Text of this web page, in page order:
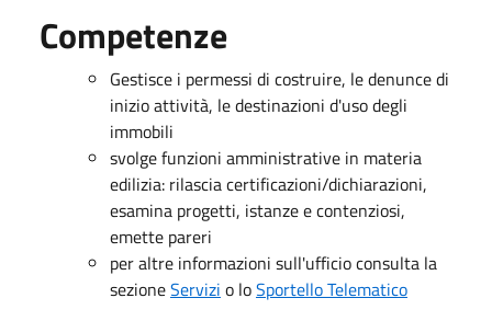
Competenze
Gestisce i permessi di costruire, le denunce di
inizio attività, le destinazioni d'uso degli
immobili
svolge funzioni amministrative in materia
edilizia: rilascia certificazioni/dichiarazioni,
esamina progetti, istanze e contenziosi,
emette pareri
per altre informazioni sull'ufficio consulta la
sezioneServizi o loSportello Telematico